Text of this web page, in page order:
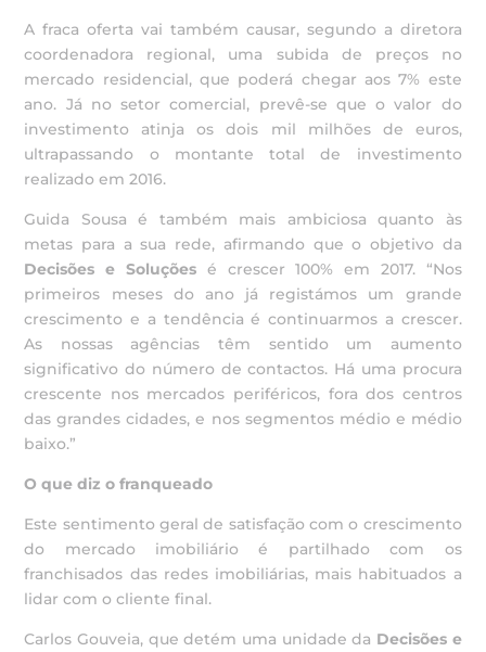
A fraca oferta vai também causar, segundo a diretora
coordenadora regional, uma subida de preços no
mercado residencial, que poderá chegar aos 7% este
ano. Já no setor comercial, prevê-se que o valor do
investimento atinja os dois mil milhões de euros,
ultrapassando o montante total de investimento
realizado em 2016.
Guida Sousa é também mais ambiciosa quanto às
metas para a sua rede, afirmando que o objetivo da
Decisões e Soluçõesé crescer 100% em 2017. “Nos
primeiros meses do ano já registámos um grande
crescimento e a tendência é continuarmos a crescer.
As nossas agências têm sentido um aumento
significativo do número de contactos. Há uma procura
crescente nos mercados periféricos, fora dos centros
das grandes cidades, e nos segmentos médio e médio
baixo.”
O que diz o franqueado
Este sentimento geral de satisfação com o crescimento
do mercado imobiliário é partilhado com os
franchisados das redes imobiliárias, mais habituados a
lidar com o cliente final.
Carlos Gouveia, que detém uma unidade da Decisões e